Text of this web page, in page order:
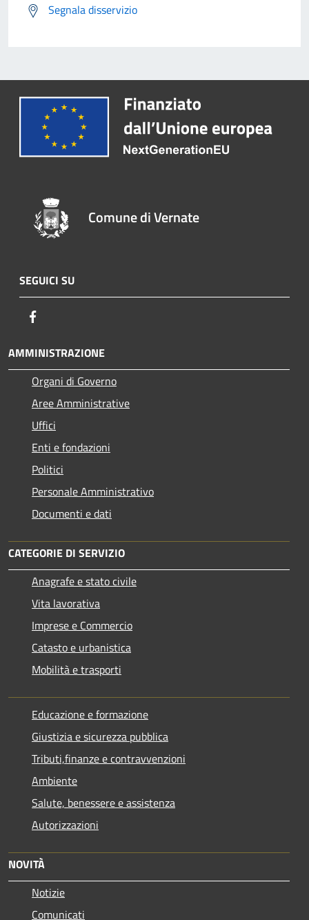
Segnala disservizio
Comune di Vernate
SEGUICI SU
AMMINISTRAZIONE
Organi di Governo
Aree Amministrative
Uffici
Enti e fondazioni
Politici
Personale Amministrativo
Documenti e dati
CATEGORIE DI SERVIZIO
Anagrafe e stato civile
Vita lavorativa
Imprese e Commercio
Catasto e urbanistica
Mobilità e trasporti
Educazione e formazione
Giustizia e sicurezza pubblica
Tributi,finanze e contravvenzioni
Ambiente
Salute, benessere e assistenza
Autorizzazioni
NOVITÀ
Notizie
Comunicati